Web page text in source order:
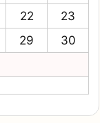
22
23
29
30